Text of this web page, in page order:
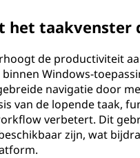
het
de productiviteit
Windows-
navigatie door
van de lopende taak,
verbetert. Dit
zijn, wat